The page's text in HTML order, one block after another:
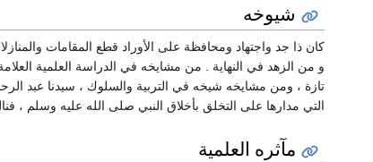
شيوخه
كان ذا جد واجتهاد ومحافظة على الأوراد قطع المقامات
و من الزهد في النهاية . من مشايخه في الدراسة العلمية
تازة ، ومن مشايخه شيخه في التربية والسلوك ، سيدنا عبد
التي مدارها على التخلق بأخلاق النبي صلى الله عليه وسلم ،
مآثره العلمية